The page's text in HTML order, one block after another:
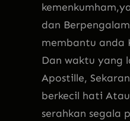
dan
membantu anda
Dan waktu yang
Apostille,
berkecil hati
serahkan segala